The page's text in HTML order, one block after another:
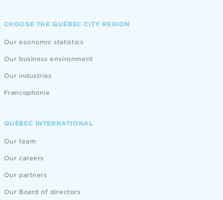
CHOOSE THE QUÉBEC CITY REGION
Our economic statistics
Our business environment
Our industries
Francophonie
QUÉBEC INTERNATIONAL
Our team
Our careers
Our partners
Our Board of directors